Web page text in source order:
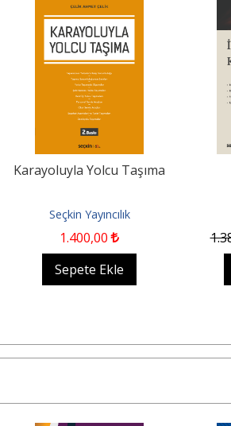
Karayoluyla Yolcu Taşıma
Seçkin Yayıncılık
1.400,00
Sepete Ekle